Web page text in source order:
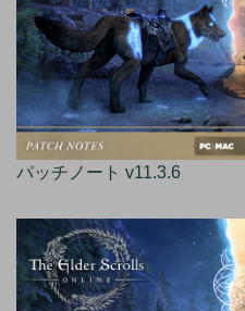
パッチノート v11.3.6